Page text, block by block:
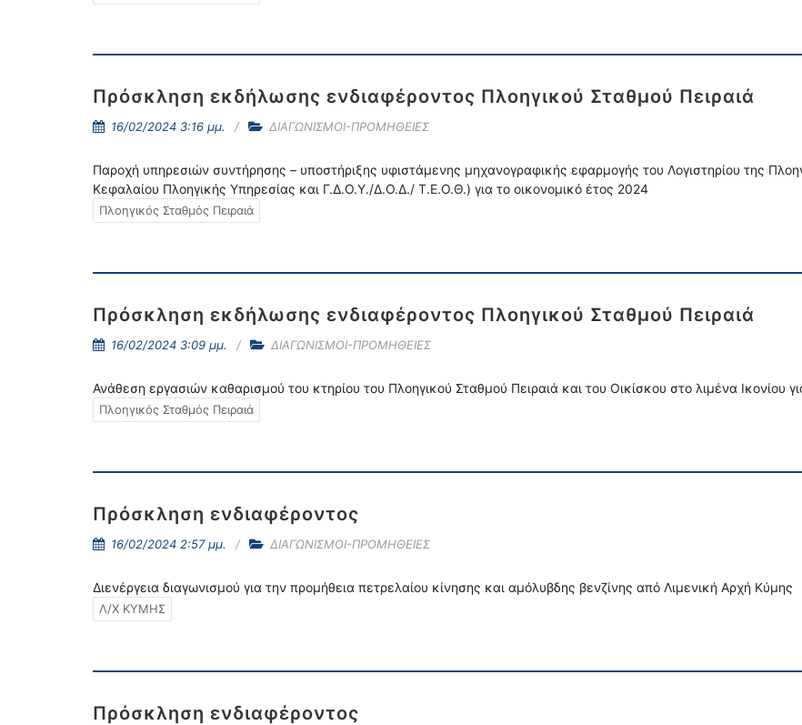
Πρόσκληση εκδήλωσης ενδιαφέροντος Πλοηγικού Σταθμού Πειραιά
16/02/2024 3:16 μμ. ΔΙΑΓΩΝΙΣΜΟΙ-ΠΡΟΜΗΘΕΙΕΣ
Παροχή υπηρεσιών συντήρησης – υποστήριξης υφιστάμενης μηχανογραφικής εφαρμογής του Λογιστηρίου της
Κεφαλαίου Πλοηγικής Υπηρεσίας και Γ.Δ.Ο.Υ./Δ.Ο.Δ./ Τ.Ε.Ο.Θ.) για το οικονομικό έτος 2024
Πλοηγικός Σταθμός Πειραιά
Πρόσκληση εκδήλωσης ενδιαφέροντος Πλοηγικού Σταθμού Πειραιά
16/02/2024 3:09 μμ. ΔΙΑΓΩΝΙΣΜΟΙ-ΠΡΟΜΗΘΕΙΕΣ
Ανάθεση εργασιών καθαρισμού του κτηρίου του Πλοηγικού Σταθμού Πειραιά και του Οικίσκου στο λιμένα Ικονίου
Πλοηγικός Σταθμός Πειραιά
Πρόσκληση ενδιαφέροντος
16/02/2024 2:57 μμ. ΔΙΑΓΩΝΙΣΜΟΙ-ΠΡΟΜΗΘΕΙΕΣ
Διενέργεια διαγωνισμού για την προμήθεια πετρελαίου κίνησης και αμόλυβδης βενζίνης από Λιμενική Αρχή Κύμης
Λ/Χ ΚΥΜΗΣ
Πρόσκληση ενδιαφέροντος